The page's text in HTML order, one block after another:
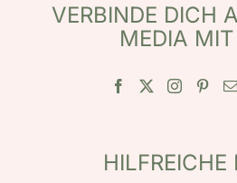
VERBINDE DICH
MEDIA
HILFREICHE